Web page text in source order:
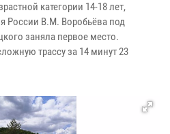
категории 14-18 лет,
России В.М. Воробьёва под
заняла первое место.
трассу за 14 минут 23